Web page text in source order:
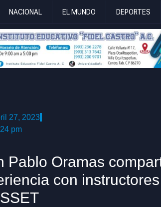
NACIONAL EL MUNDO DEPORTES
27, 2023
pm
Pablo Oramas
con